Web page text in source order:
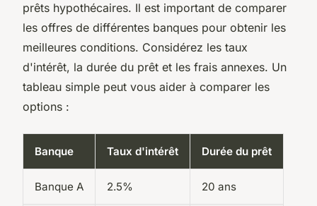
prêts hypothécaires. Il est important de comparer
les offres de différentes banques pour obtenir les
meilleures conditions. Considérez les taux
d'intérêt, la durée du prêt et les frais annexes. Un
tableau simple peut vous aider à comparer les
options :
Banque Taux d'intérêt Durée du prêt
Banque A 2.5% 20 ans